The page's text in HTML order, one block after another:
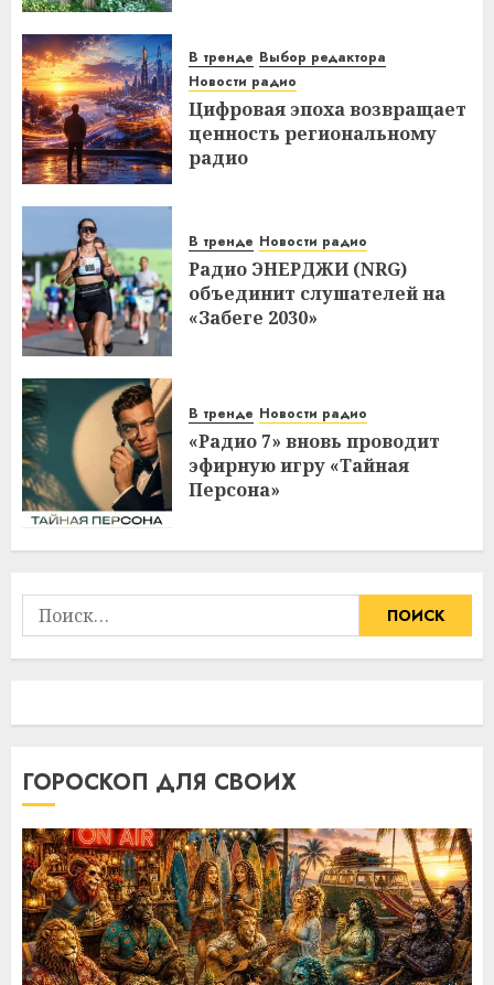
В тренде Выбор редактора
Новости радио
Цифровая эпоха возвращает
ценность региональному
радио
В тренде Новости радио
Радио ЭНЕРДЖИ (NRG)
объединит слушателей на
«Забеге 2030»
В тренде Новости радио
«Радио 7» вновь проводит
эфирную игру «Тайная
Персона»
Найти:
ГОРОСКОП ДЛЯ СВОИХ